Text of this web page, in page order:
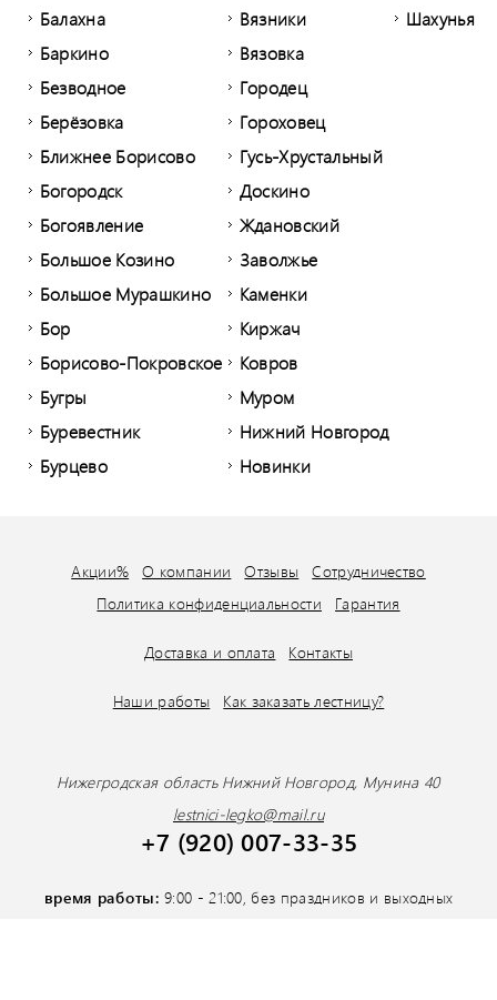
Балахна
Баркино
Безводное
Берёзовка
Ближнее Борисово
Богородск
Богоявление
Большое Козино
Большое Мурашкино
Бор
Борисово-Покровское
Бугры
Буревестник
Бурцево
Вязники
Вязовка
Городец
Гороховец
Гусь-Хрустальный
Доскино
Ждановский
Заволжье
Каменки
Киржач
Ковров
Муром
Нижний Новгород
Новинки
Шахунья
Акции% О компании Отзывы
Сотрудничество
Политика конфиденциальности
Гарантия
Доставка и оплата Контакты
Наши работы Как заказать лестницу?
Нижегродская область Нижний Новгород, Мунина 40
lestnici-legko@mail.ru
+7 (920) 007-33-35
время работы: 9:00 - 21:00, без праздников и выходных